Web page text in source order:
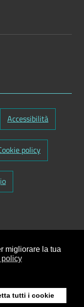
migliorare la tua
tutti i cookie
Accessibilità
policy
IVA:
elettronica: